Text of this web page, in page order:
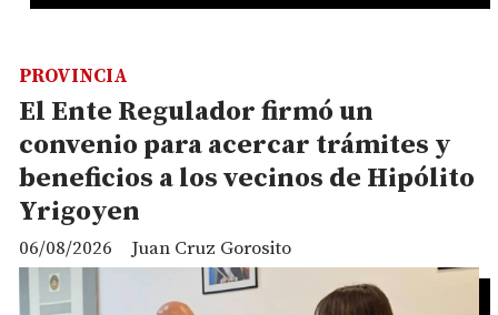
El Ente Regulador firmó un
convenio para acercar trámites y
beneficios a los vecinos de Hipólito
Yrigoyen
Juan Cruz Gorosito
PROVINCIA
06/08/2026